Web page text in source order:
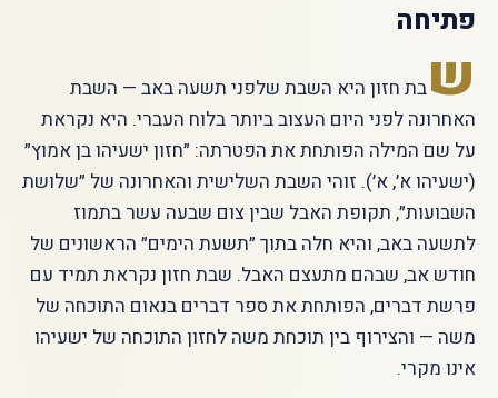
פתיחה
שבת חזון היא השבת שלפני תשעה באב — השבת
האחרונה לפני היום העצוב ביותר בלוח העברי. היא נקראת
על שם המילה הפותחת את הפטרתה: ״חזון ישעיהו בן אמוץ״
(ישעיהו א׳, א׳). זוהי השבת השלישית והאחרונה של ״שלושת
השבועות״, תקופת האבל שבין צום שבעה עשר בתמוז
לתשעה באב, והיא חלה בתוך ״תשעת הימים״ הראשונים של
חודש אב, שבהם מתעצם האבל. שבת חזון נקראת תמיד עם
פרשת דברים, הפותחת את ספר דברים בנאום התוכחה של
משה — והצירוף בין תוכחת משה לחזון התוכחה של ישעיהו
אינו מקרי.